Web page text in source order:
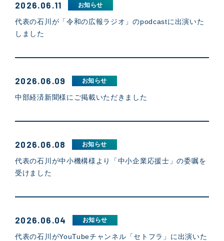
2026.06.11 お知らせ
代表の石川が「令和の広報ラジオ」のpodcastに出演いた
しました
2026.06.09 お知らせ
中部経済新聞様にご掲載いただきました
2026.06.08 お知らせ
代表の石川が中小機構様より「中小企業応援士」の委嘱を
受けました
2026.06.04 お知らせ
代表の石川がYouTubeチャンネル「セトフラ」に出演いた